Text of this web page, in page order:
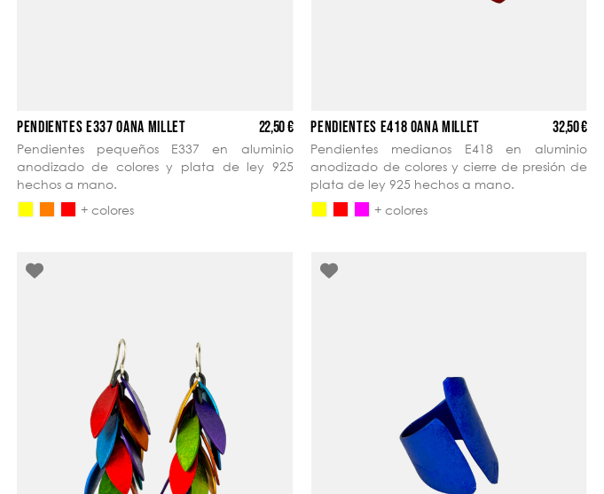
PENDIENTES E337 OANA MILLET 22,50 €
Pendientes pequeños E337 en aluminio
anodizado de colores y plata de ley 925
hechos a mano.
+ colores
PENDIENTES E418 OANA MILLET 32,50 €
Pendientes medianos E418 en aluminio
anodizado de colores y cierre de presión de
plata de ley 925 hechos a mano.
+ colores